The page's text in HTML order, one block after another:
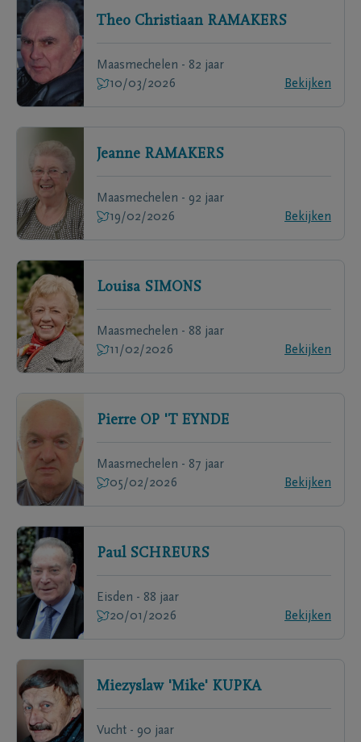
Theo Christiaan RAMAKERS
Maasmechelen - 82 jaar
10/03/2026
Bekijken
Jeanne RAMAKERS
Maasmechelen - 92 jaar
19/02/2026
Bekijken
Louisa SIMONS
Maasmechelen - 88 jaar
11/02/2026
Bekijken
Pierre OP 'T EYNDE
Maasmechelen - 87 jaar
05/02/2026
Bekijken
Paul SCHREURS
Eisden - 88 jaar
20/01/2026
Bekijken
Miezyslaw 'Mike' KUPKA
Vucht - 90 jaar